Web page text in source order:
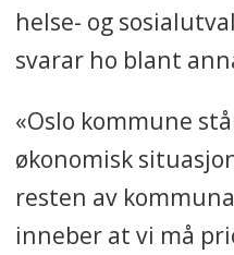
helse- og
svarar ho blant
«Oslo kommune
økonomisk
resten av
inneber at vi må